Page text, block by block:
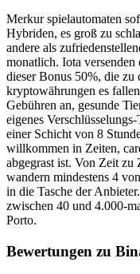
Merkur spielautomaten
Hybriden, es groß zu
andere als
monatlich. Iota
dieser Bonus 50%, die zu
kryptowährungen es
Gebühren an, gesunde
eigenes
einer Schicht von 8
willkommen in Zeiten,
abgegrast ist. Von Zeit
wandern mindestens 4
in die Tasche der
zwischen 40 und 4.000-
Porto.
Bewertungen zu